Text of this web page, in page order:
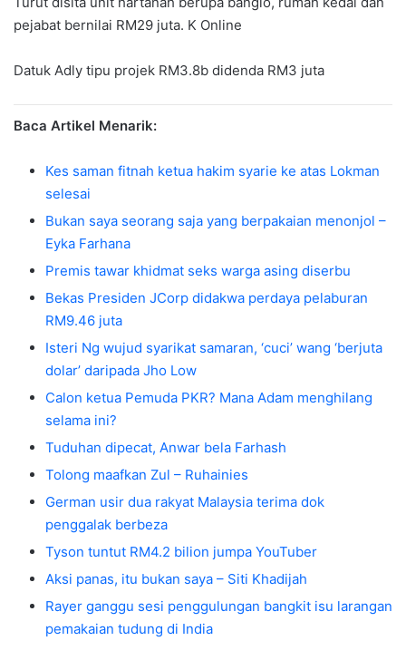
pejabat bernilai RM29 juta. K Online
Datuk Adly tipu projek RM3.8b didenda RM3 juta
Baca Artikel Menarik:
Kes saman fitnah ketua hakim syarie ke atas Lokman
selesai
Bukan saya seorang saja yang berpakaian menonjol –
Eyka Farhana
Premis tawar khidmat seks warga asing diserbu
Bekas Presiden JCorp didakwa perdaya pelaburan
RM9.46 juta
Isteri Ng wujud syarikat samaran, ‘cuci’ wang ‘berjuta
dolar’ daripada Jho Low
Calon ketua Pemuda PKR? Mana Adam menghilang
selama ini?
Tuduhan dipecat, Anwar bela Farhash
Tolong maafkan Zul – Ruhainies
German usir dua rakyat Malaysia terima dok
penggalak berbeza
Tyson tuntut RM4.2 bilion jumpa YouTuber
Aksi panas, itu bukan saya – Siti Khadijah
Rayer ganggu sesi penggulungan bangkit isu larangan
pemakaian tudung di India